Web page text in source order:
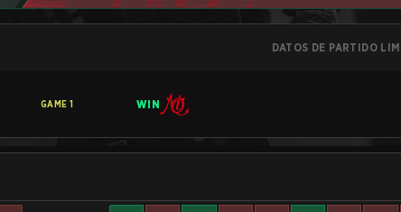
DATOS DE PARTIDO
GAME 1 WIN